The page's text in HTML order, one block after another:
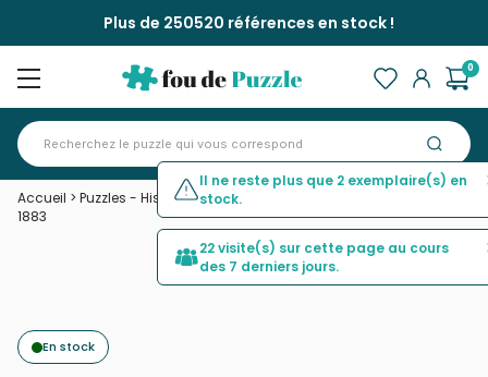
Plus de 250520 références en stock !
0
Accueil > Puzzles - Histoire & Scènes Historiques
1883
En stock
Il ne reste plus que 2 exemplaire(s) en
stock.
22 visite(s) sur cette page au cours
des 7 derniers jours.